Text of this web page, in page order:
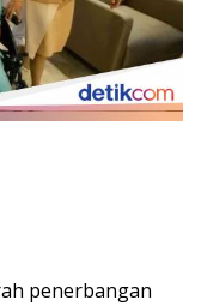
penerbangan